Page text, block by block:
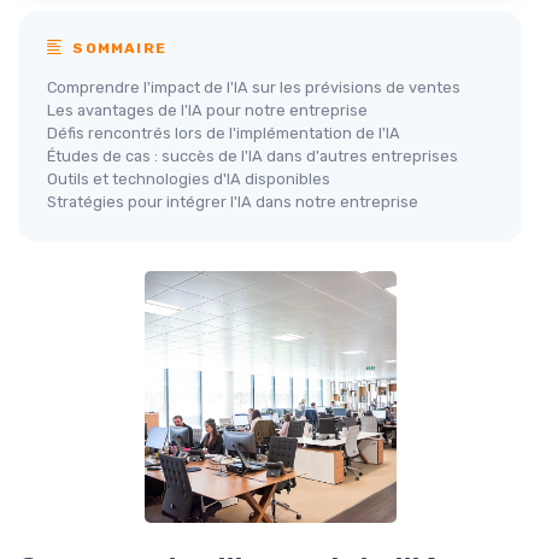
SOMMAIRE
Comprendre l'impact de l'IA sur les prévisions de ventes
Les avantages de l'IA pour notre entreprise
Défis rencontrés lors de l'implémentation de l'IA
Études de cas : succès de l'IA dans d'autres entreprises
Outils et technologies d'IA disponibles
Stratégies pour intégrer l'IA dans notre entreprise